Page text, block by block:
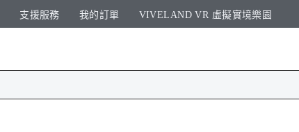
支援服務 我的訂單 VIVELAND VR 虛擬實境樂園​